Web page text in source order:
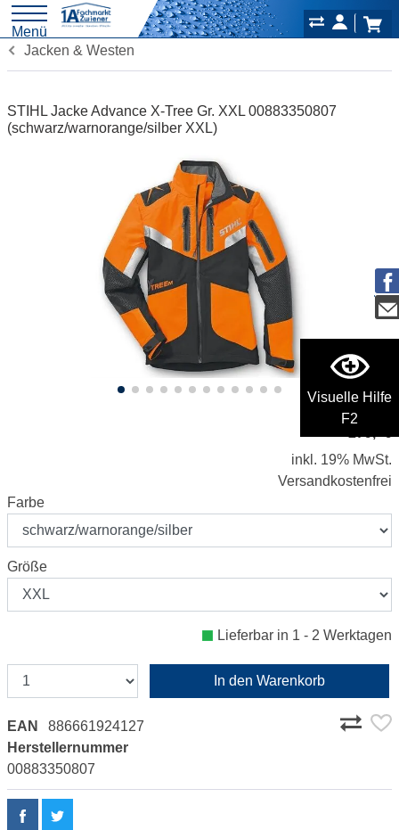
Visuelle Hilfe
F2
Menü
Jacken & Westen
STIHL Jacke Advance X-Tree Gr. XXL 00883350807
(schwarz/warnorange/silber XXL)
inkl. 19% MwSt.
Versandkostenfrei
Farbe
Größe
Lieferbar in 1 - 2 Werktagen
In den Warenkorb
EAN
886661924127
Herstellernummer
00883350807